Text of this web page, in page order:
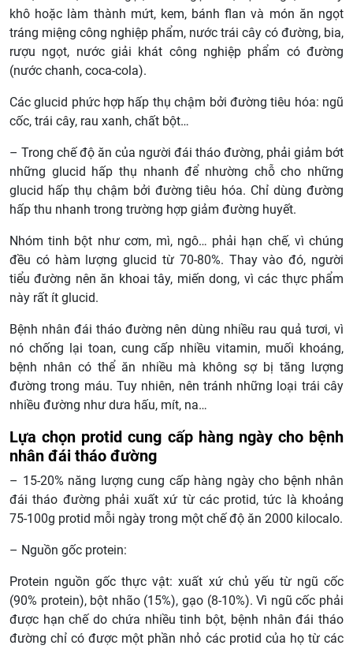
khô hoặc làm thành mứt, kem, bánh flan và món ăn ngọt
tráng miệng công nghiệp phẩm, nước trái cây có đường, bia,
rượu ngọt, nước giải khát công nghiệp phẩm có đường
(nước chanh, coca-cola).
Các glucid phức hợp hấp thụ chậm bởi đường tiêu hóa: ngũ
cốc, trái cây, rau xanh, chất bột…
– Trong chế độ ăn của người đái tháo đường, phải giảm bớt
những glucid hấp thụ nhanh để nhường chỗ cho những
glucid hấp thụ chậm bởi đường tiêu hóa. Chỉ dùng đường
hấp thu nhanh trong trường hợp giảm đường huyết.
Nhóm tinh bột như cơm, mì, ngô… phải hạn chế, vì chúng
đều có hàm lượng glucid từ 70-80%. Thay vào đó, người
tiểu đường nên ăn khoai tây, miến dong, vì các thực phẩm
này rất ít glucid.
Bệnh nhân đái tháo đường nên dùng nhiều rau quả tươi, vì
nó chống lại toan, cung cấp nhiều vitamin, muối khoáng,
bệnh nhân có thể ăn nhiều mà không sợ bị tăng lượng
đường trong máu. Tuy nhiên, nên tránh những loại trái cây
nhiều đường như dưa hấu, mít, na…
Lựa chọn protid cung cấp hàng ngày cho bệnh
nhân đái tháo đường
– 15-20% năng lượng cung cấp hàng ngày cho bệnh nhân
đái tháo đường phải xuất xứ từ các protid, tức là khoảng
75-100g protid mỗi ngày trong một chế độ ăn 2000 kilocalo.
– Nguồn gốc protein:
Protein nguồn gốc thực vật: xuất xứ chủ yếu từ ngũ cốc
(90% protein), bột nhão (15%), gạo (8-10%). Vì ngũ cốc phải
được hạn chế do chứa nhiều tinh bột, bệnh nhân đái tháo
đường chỉ có được một phần nhỏ các protid của họ từ các